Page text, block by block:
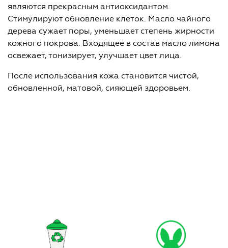
являются прекрасным антиоксидантом.
Стимулируют обновление клеток. Масло чайного
дерева сужает поры, уменьшает степень жирности
кожного покрова. Входящее в состав масло лимона
освежает, тонизирует, улучшает цвет лица.
После использования кожа становится чистой,
обновленной, матовой, сияющей здоровьем.